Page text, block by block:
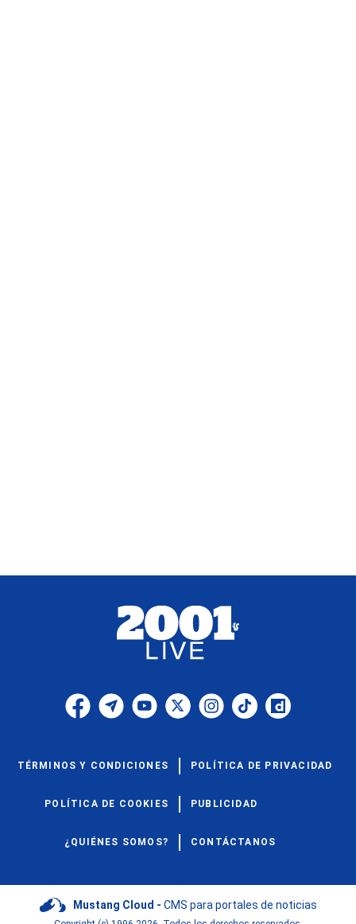
TÉRMINOS Y CONDICIONES POLÍTICA DE PRIVACIDAD
POLÍTICA DE COOKIES PUBLICIDAD
¿QUIÉNES SOMOS? CONTÁCTANOS
Mustang Cloud - CMS para portales de noticias